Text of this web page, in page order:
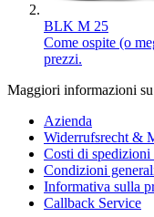
BLK M 25
Come ospite (o
prezzi.
Maggiori informazioni
Azienda
Widerrufsrecht &
Costi di spedizioni
Condizioni
Informativa sulla
Callback Service